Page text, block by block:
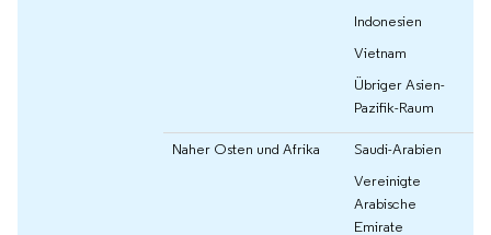
Indonesien
Vietnam
Übriger Asien-
Pazifik-Raum
Naher Osten und Afrika
Saudi-Arabien
Vereinigte
Arabische
Emirate